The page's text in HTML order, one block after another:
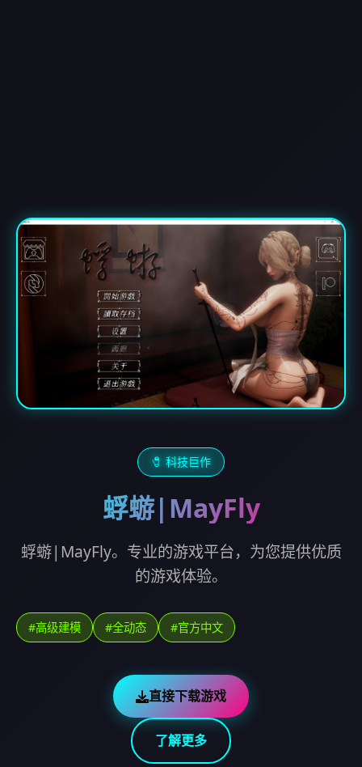
🧷 科技巨作
蜉蝣|MayFly
蜉蝣|MayFly。专业的游戏平台，为您提供优质
的游戏体验。
#高级建模 #全动态 #官方中文
直接下载游戏
了解更多